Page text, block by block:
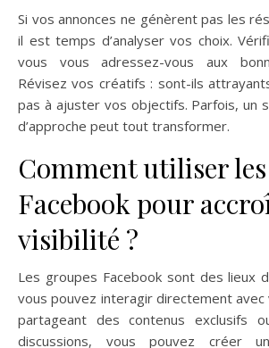
Si vos annonces ne génèrent pas les
il est temps d’analyser vos choix.
vous vous adressez-vous aux
Révisez vos créatifs : sont-ils
pas à ajuster vos objectifs. Parfois, un
d’approche peut tout transformer.
Comment utiliser
Facebook pour
visibilité ?
Les groupes Facebook sont des lieux
vous pouvez interagir directement avec
partageant des contenus exclusifs
discussions, vous pouvez créer